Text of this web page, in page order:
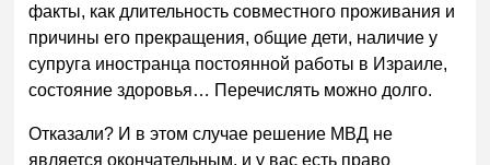
факты, как длительность совместного проживания и
причины его прекращения, общие дети, наличие у
супруга иностранца постоянной работы в Израиле,
состояние здоровья… Перечислять можно долго.
Отказали? И в этом случае решение МВД не
является окончательным, и у вас есть право